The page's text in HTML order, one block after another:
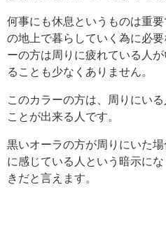
何事にも休息というものは重
の地上で暮らしていく為に必
ーの方は周りに疲れている人
ることも少なくありません。
このカラーの方は、周りにい
ことが出来る人です。
黒いオーラの方が周りにいた
に感じている人という暗示に
きだと言えます。